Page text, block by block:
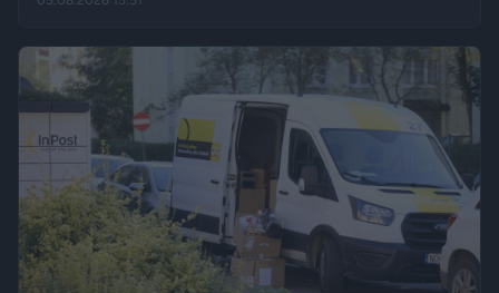
przebywających w stolicy Dolnego Śląska. Informacja
od głosów o rozwoju miasta, po komentarze wieszczące
koniec świata, jaki znamy.